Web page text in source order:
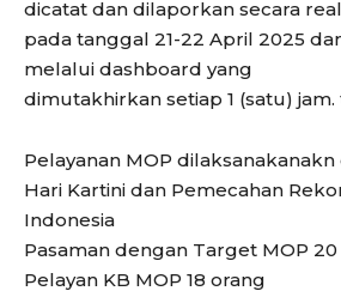
dicatat dan dilaporkan secara
pada tanggal 21-22 April 2025
melalui dashboard yang
dimutakhirkan setiap 1 (satu)
Pelayanan MOP
Hari Kartini dan Pemecahan
Indonesia
Pasaman dengan Target MOP
Pelayan KB MOP 18 orang